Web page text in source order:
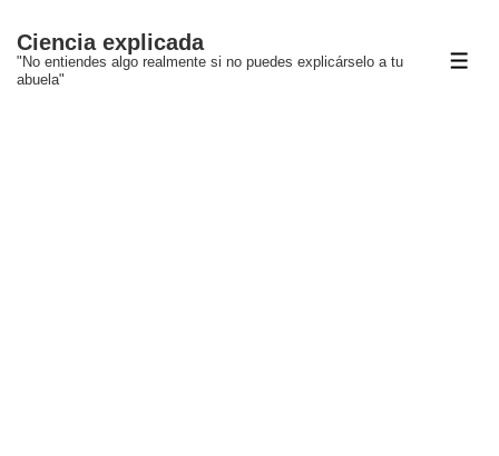
Saltar
Ciencia explicada
"No entiendes algo realmente si no puedes explicárselo a tu
abuela"